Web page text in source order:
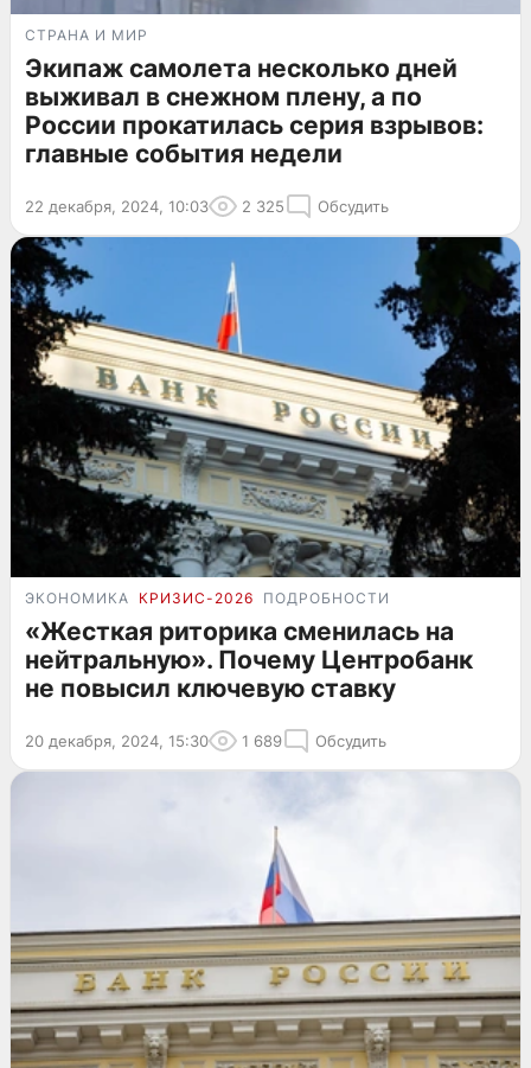
СТРАНА И МИР
Экипаж самолета несколько дней
выживал в снежном плену, а по
России прокатилась серия взрывов:
главные события недели
22 декабря, 2024, 10:03 2 325 Обсудить
ЭКОНОМИКА КРИЗИС-2026 ПОДРОБНОСТИ
«Жесткая риторика сменилась на
нейтральную». Почему Центробанк
не повысил ключевую ставку
20 декабря, 2024, 15:30 1 689 Обсудить